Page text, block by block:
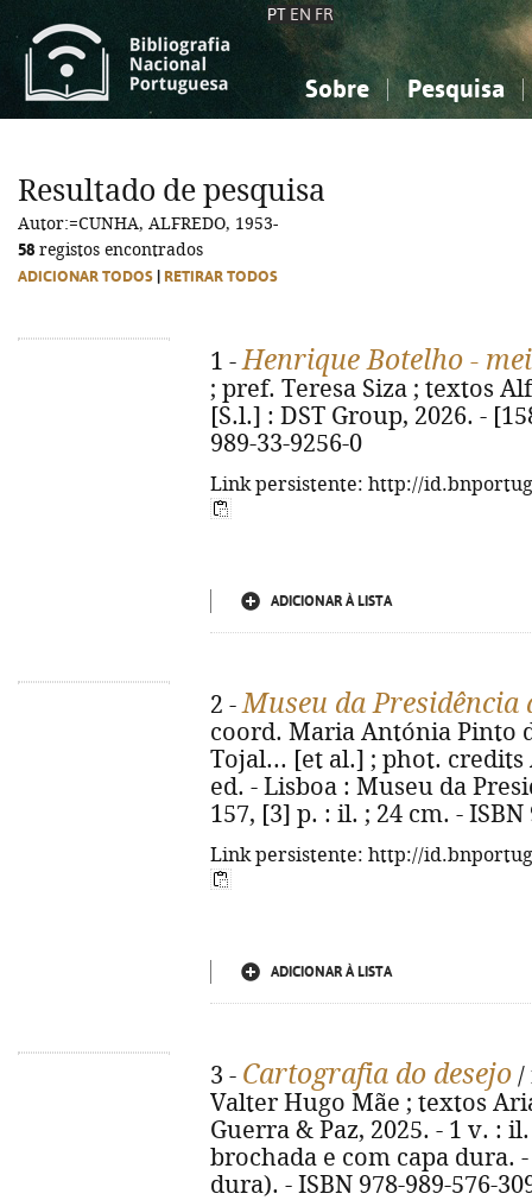
PT EN FR
Sobre Pesquisa
Ciências sociais...
Ciências sociais...
Resultado de pesquisa
Autor:=CUNHA, ALFREDO, 1953-
58 registos encontrados
ADICIONAR TODOS RETIRAR TODOS
1 -Henrique Botelho -
; pref. Teresa Siza ; textos
[S.l.] : DST Group, 2026. -
989-33-9256-0
Link persistente: http://
ADICIONAR À LISTA
2 -Museu da Presidência
coord. Maria Antónia Pinto
Tojal... [et al.] ; phot. credits
ed. - Lisboa : Museu da
157, [3] p. : il. ; 24 cm. - ISBN
Link persistente: http://
ADICIONAR À LISTA
3 - Cartografia do desejo /
Valter Hugo Mãe ; textos
Guerra & Paz, 2025. - 1 v. :
brochada e com capa dura. -
dura). - ISBN 978-989-576-